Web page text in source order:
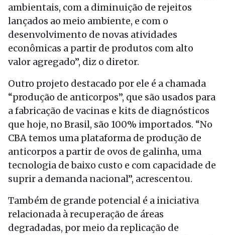
ambientais, com a diminuição de rejeitos
lançados ao meio ambiente, e com o
desenvolvimento de novas atividades
econômicas a partir de produtos com alto
valor agregado”, diz o diretor.
Outro projeto destacado por ele é a chamada
“produção de anticorpos”, que são usados para
a fabricação de vacinas e kits de diagnósticos
que hoje, no Brasil, são 100% importados. “No
CBA temos uma plataforma de produção de
anticorpos a partir de ovos de galinha, uma
tecnologia de baixo custo e com capacidade de
suprir a demanda nacional”, acrescentou.
Também de grande potencial é a iniciativa
relacionada à recuperação de áreas
degradadas, por meio da replicação de